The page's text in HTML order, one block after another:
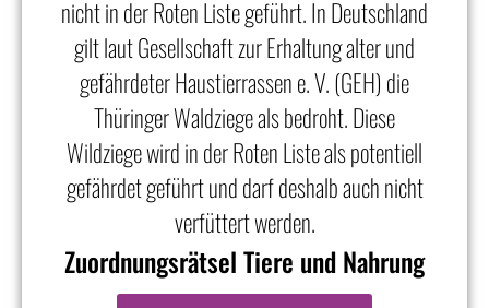
nicht in der Roten Liste geführt. In Deutschland
gilt laut Gesellschaft zur Erhaltung alter und
gefährdeter Haustierrassen e. V. (GEH) die
Thüringer Waldziege als bedroht. Diese
Wildziege wird in der Roten Liste als potentiell
gefährdet geführt und darf deshalb auch nicht
verfüttert werden.
Zuordnungsrätsel Tiere und Nahrung